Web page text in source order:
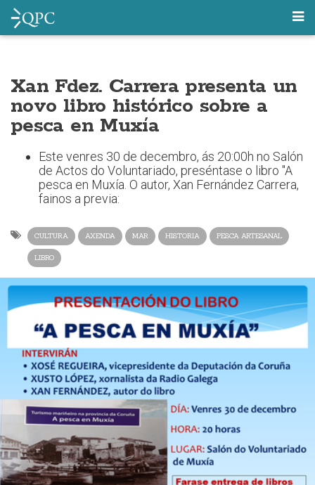
Xan Fdez. Carrera presenta un
novo libro histórico sobre a
pesca en Muxía
Este venres 30 de decembro, ás 20:00h no Salón
de Actos do Voluntariado, preséntase o libro "A
pesca en Muxía. O autor, Xan Fernández Carrera,
fainos a previa:
CULTURA AXENDA MAR HISTORIA PESCA ARTESANAL
LIBRO